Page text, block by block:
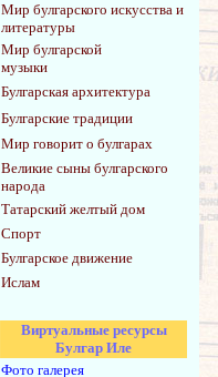
Мир булгарского искусства и
литературы
Мир булгарской
музыки
Булгарская архитектура
Булгарские традиции
Мир говорит о булгарах
Великие сыны булгарского
народа
Татарский желтый дом
Спорт
Булгарское движение
Ислам
Виртуальные ресурсы
Булгар Иле
Фото галерея